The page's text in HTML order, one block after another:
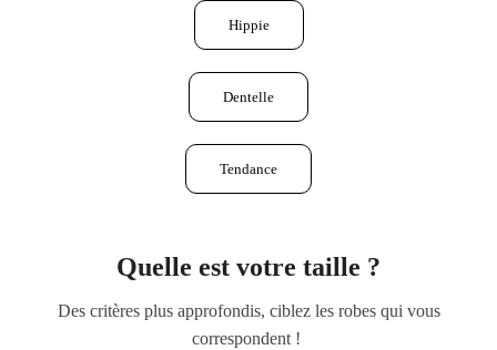
Hippie
Dentelle
Tendance
Quelle est votre taille ?
Des critères plus approfondis, ciblez les robes qui vous
correspondent !